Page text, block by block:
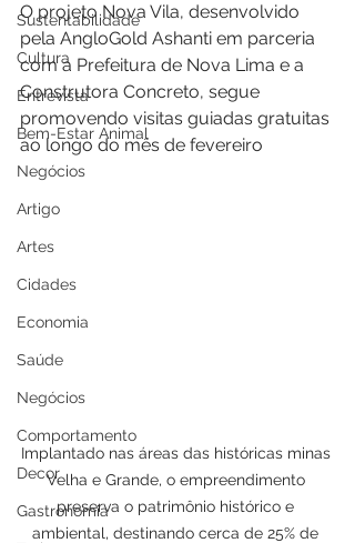
Sustentabilidade
Cultura
Entrevista
Bem-Estar Animal
Negócios
Artigo
Artes
Cidades
Economia
Saúde
Negócios
Comportamento
Decor
Gastronomia
O projeto Nova Vila, desenvolvido
pela AngloGold Ashanti em parceria
com a Prefeitura de Nova Lima e a
Construtora Concreto, segue
promovendo visitas guiadas gratuitas
ao longo do mês de fevereiro
Implantado nas áreas das históricas minas
Velha e Grande, o empreendimento
preserva o patrimônio histórico e
ambiental, destinando cerca de 25% de